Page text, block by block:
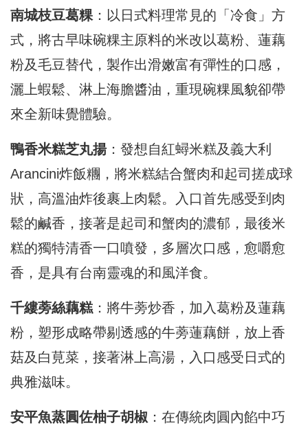
南城枝豆葛粿 ：以日式料理常見的「冷食」方
式，將古早味碗粿主原料的米改以葛粉、蓮藕
粉及毛豆替代，製作出滑嫩富有彈性的口感，
灑上蝦鬆、淋上海膽醬油，重現碗粿風貌卻帶
來全新味覺體驗。
鴨香米糕芝丸揚：發想自紅蟳米糕及義大利
Arancini炸飯糰，將米糕結合蟹肉和起司搓成球
狀，高溫油炸後裹上肉鬆。入口首先感受到肉
鬆的鹹香，接著是起司和蟹肉的濃郁，最後米
糕的獨特清香一口噴發，多層次口感，愈嚼愈
香，是具有台南靈魂的和風洋食。
千縷蒡絲藕糕 ：將牛蒡炒香，加入葛粉及蓮藕
粉，塑形成略帶剔透感的牛蒡蓮藕餅，放上香
菇及白莧菜，接著淋上高湯，入口感受日式的
典雅滋味。
安平魚蒸圓佐柚子胡椒 ：在傳統肉圓內餡中巧